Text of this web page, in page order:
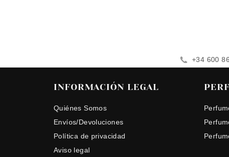
+34 600
INFORMACIÓN LEGAL
Quiénes Somos
Envíos/Devoluciones
Política de privacidad
Aviso legal